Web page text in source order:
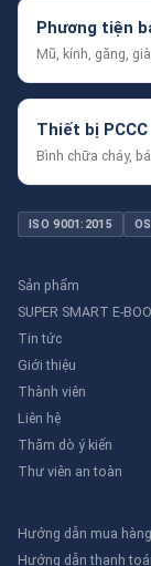
Phương tiện
Mũ, kính, găng,
Thiết bị PCCC
Bình chữa cháy,
ISO 9001:2015
Sản phẩm
SUPER SMART E-
Tin tức
Giới thiệu
Thành viên
Liên hệ
Thăm dò ý kiến
Thư viên an toàn
Hướng dẫn mua hàng
Hướng dẫn thanh